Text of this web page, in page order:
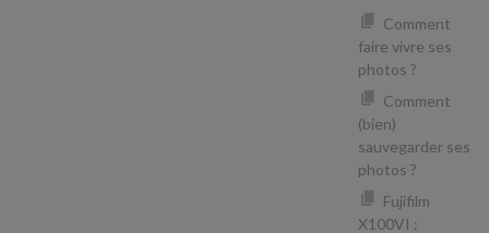
Comment
faire vivre ses
photos ?
Comment
(bien)
sauvegarder ses
photos ?
Fujifilm
X100VI :